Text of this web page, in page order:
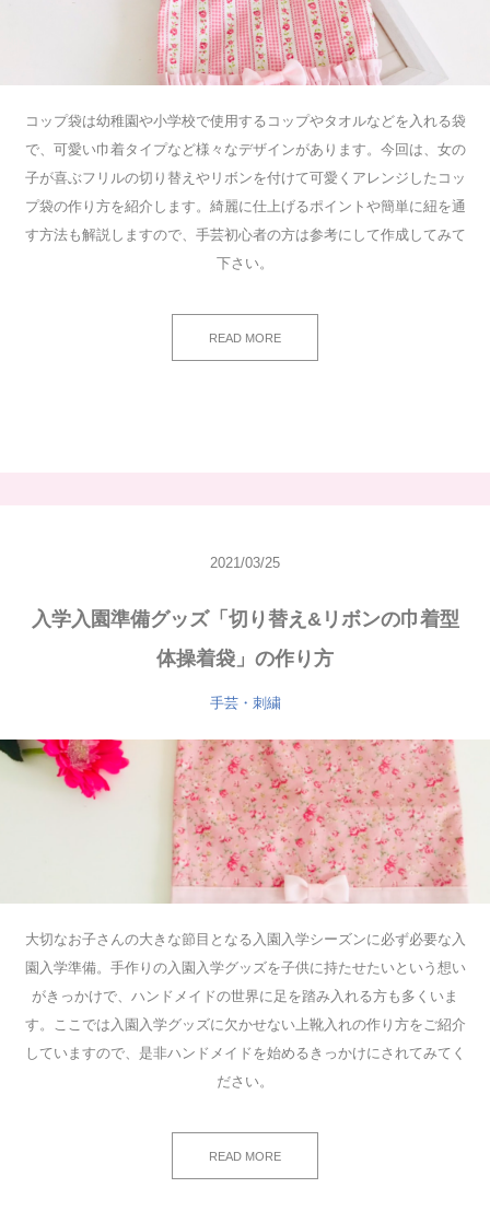
コップ袋は幼稚園や小学校で使用するコップやタオルなどを入れる袋
で、可愛い巾着タイプなど様々なデザインがあります。今回は、女の
子が喜ぶフリルの切り替えやリボンを付けて可愛くアレンジしたコッ
プ袋の作り方を紹介します。綺麗に仕上げるポイントや簡単に紐を通
す方法も解説しますので、手芸初心者の方は参考にして作成してみて
下さい。
READ MORE
2021/03/25
入学入園準備グッズ「切り替え&リボンの巾着型
体操着袋」の作り方
手芸・刺繍
大切なお子さんの大きな節目となる入園入学シーズンに必ず必要な入
園入学準備。手作りの入園入学グッズを子供に持たせたいという想い
がきっかけで、ハンドメイドの世界に足を踏み入れる方も多くいま
す。ここでは入園入学グッズに欠かせない上靴入れの作り方をご紹介
していますので、是非ハンドメイドを始めるきっかけにされてみてく
ださい。
READ MORE